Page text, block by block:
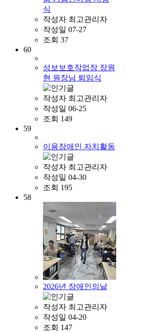
식
작성자 최고관리자
작성일 07-27
조회 37
60
성보보호작업장 장원
현 원장님 퇴임식
작성자 최고관리자
작성일 06-25
조회 149
59
이용장애인 자치활동
작성자 최고관리자
작성일 04-30
조회 195
58
2026년 장애인의날
작성자 최고관리자
작성일 04-20
조회 147